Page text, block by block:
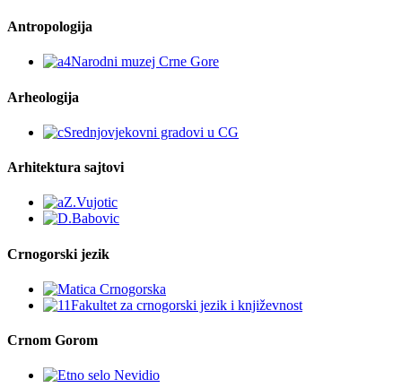
Antropologija
Arheologija
Arhitektura sajtovi
Crnogorski jezik
Crnom Gorom